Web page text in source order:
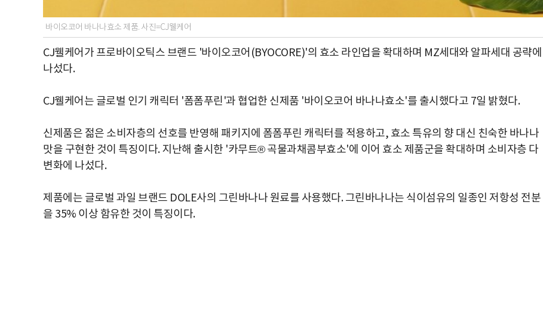
바이오코어 바나나효소 제품. 사진=CJ웰케어
CJ웰케어가 프로바이오틱스 브랜드 '바이오코어(BYOCORE)'의 효소 라인업을 확대하며 MZ세대와 알파세대 공략에
나섰다.
CJ웰케어는 글로벌 인기 캐릭터 '폼폼푸린'과 협업한 신제품 '바이오코어 바나나효소'를 출시했다고 7일 밝혔다.
신제품은 젊은 소비자층의 선호를 반영해 패키지에 폼폼푸린 캐릭터를 적용하고, 효소 특유의 향 대신 친숙한 바나나
맛을 구현한 것이 특징이다. 지난해 출시한 '카무트® 곡물과채콤부효소'에 이어 효소 제품군을 확대하며 소비자층 다
변화에 나섰다.
제품에는 글로벌 과일 브랜드 DOLE사의 그린바나나 원료를 사용했다. 그린바나나는 식이섬유의 일종인 저항성 전분
을 35% 이상 함유한 것이 특징이다.